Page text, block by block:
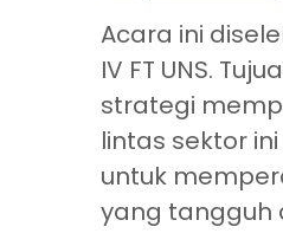
Acara ini
IV FT UNS.
strategi
lintas sektor
untuk
yang tangguh